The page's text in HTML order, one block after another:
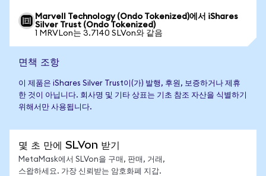
Marvell Technology (Ondo Tokenized)에서 iShares
Silver Trust (Ondo Tokenized)
1 MRVLon는 3.7140 SLVon와 같음
면책 조항
이 제품은 iShares Silver Trust이(가) 발행, 후원, 보증하거나 제휴
한 것이 아닙니다. 회사명 및 기타 상표는 기초 참조 자산을 식별하기
위해서만 사용됩니다.
몇 초 만에 SLVon 받기
MetaMask에서 SLVon을 구매, 판매, 거래,
스왑하세요. 가장 신뢰받는 암호화폐 지갑.